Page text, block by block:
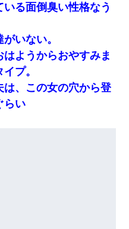
る面倒臭い性格なう
いない。
ようからおやすみま
プ。
は、この女の穴から登
らい